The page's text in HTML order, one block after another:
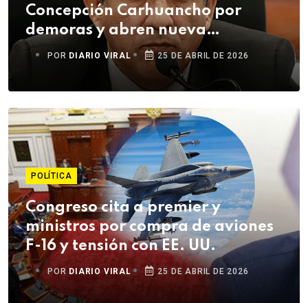
Concepción Carhuancho por
demoras y abren nueva
investigación disciplinaria
POR DIARIO VIRAL 25 DE ABRIL DE 2026
POLÍTICA
Congreso cita a premier y
ministros por compra de aviones
F-16 y tensión con EE. UU.
POR DIARIO VIRAL 25 DE ABRIL DE 2026